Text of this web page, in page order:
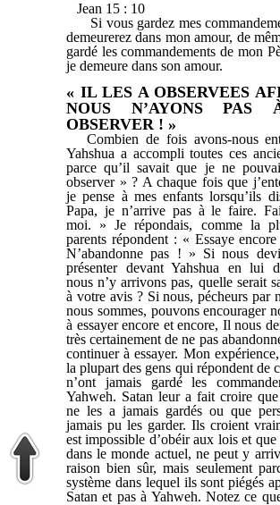
Jean 15 : 10
Si vous gardez mes
demeurerez dans mon amour, de
gardé les commandements de mon
je demeure dans son amour.
« IL LES A OBSERVEES
NOUS N’AYONS PAS
OBSERVER ! »
Combien de fois avons-nous
Yahshua a accompli toutes ces
parce qu’il savait que je ne
observer » ? A chaque fois que
je pense à mes enfants lorsqu’ils
Papa, je n’arrive pas à le faire.
moi. » Je répondais, comme la
parents répondent : « Essaye
N’abandonne pas ! » Si nous
présenter devant Yahshua en lui
nous n’y arrivons pas, quelle serait
à votre avis ? Si nous, pécheurs par
nous sommes, pouvons encourager
à essayer encore et encore, Il nous
très certainement de ne pas
continuer à essayer. Mon
la plupart des gens qui répondent de
n’ont jamais gardé les
Yahweh. Satan leur a fait croire que
ne les a jamais gardés ou que
jamais pu les garder. Ils croient
est impossible d’obéir aux lois et que
dans le monde actuel, ne peut y
raison bien sûr, mais seulement
système dans lequel ils sont piégés
Satan et pas à Yahweh. Notez ce